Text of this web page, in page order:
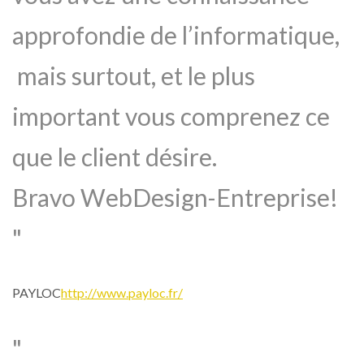
approfondie de l’informatique,
mais surtout, et le plus
important vous comprenez ce
que le client désire.
Bravo WebDesign-Entreprise!
PAYLOChttp://www.payloc.fr/